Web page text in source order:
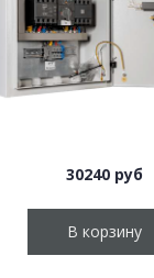
30240 руб
В корзину